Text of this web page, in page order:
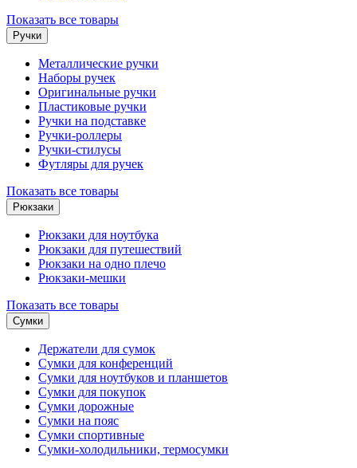
Показать все товары
Ручки
Металлические ручки
Наборы ручек
Оригинальные ручки
Пластиковые ручки
Ручки на подставке
Ручки-роллеры
Ручки-стилусы
Футляры для ручек
Показать все товары
Рюкзаки
Рюкзаки для ноутбука
Рюкзаки для путешествий
Рюкзаки на одно плечо
Рюкзаки-мешки
Показать все товары
Сумки
Держатели для сумок
Сумки для конференций
Сумки для ноутбуков и планшетов
Сумки для покупок
Сумки дорожные
Сумки на пояс
Сумки спортивные
Сумки-холодильники, термосумки